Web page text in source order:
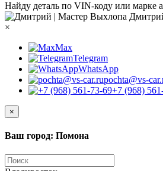
Найду деталь по VIN-коду или марке
×
Max
Telegram
WhatsApp
pochta@vs-
+7 (968)
×
Ваш город: Помона